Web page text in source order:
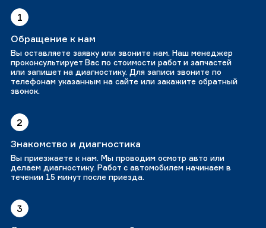
1
Обращение к нам
Вы оставляете заявку или звоните нам. Наш менеджер
проконсультирует Вас по стоимости работ и запчастей
или запишет на диагностику. Для записи звоните по
телефонам указанным на сайте или закажите обратный
звонок.
2
Знакомство и диагностика
Вы приезжаете к нам. Мы проводим осмотр авто или
делаем диагностику. Работ с автомобилем начинаем в
течении 15 минут после приезда.
3